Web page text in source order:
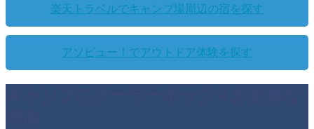
楽天トラベルでキャンプ場周辺の宿を探す
アソビュー！でアウトドア体験を探す